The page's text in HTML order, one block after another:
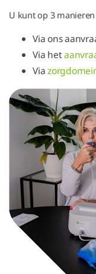
U kunt op 3
Via ons
Via het
Via